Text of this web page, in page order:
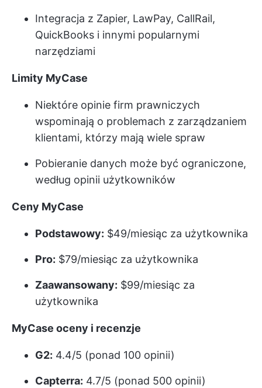
Integracja z Zapier, LawPay, CallRail,
QuickBooks i innymi popularnymi
narzędziami
Limity MyCase
Niektóre opinie firm prawniczych
wspominają o problemach z zarządzaniem
klientami, którzy mają wiele spraw
Pobieranie danych może być ograniczone,
według opinii użytkowników
Ceny MyCase
Podstawowy: $49/miesiąc za użytkownika
Pro: $79/miesiąc za użytkownika
Zaawansowany: $99/miesiąc za
użytkownika
MyCase oceny i recenzje
G2: 4.4/5 (ponad 100 opinii)
Capterra: 4.7/5 (ponad 500 opinii)